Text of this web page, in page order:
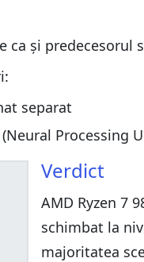
ca și predecesorul
separat
Processing
Verdict
AMD Ryzen 7
schimbat la
majoritatea